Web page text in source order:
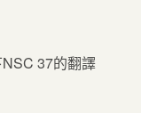
37的翻譯